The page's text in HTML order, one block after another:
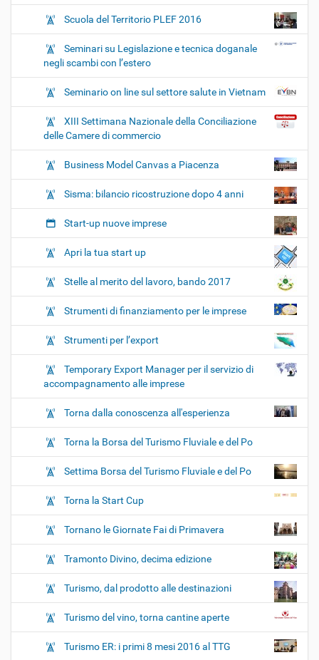
Scuola del Territorio PLEF 2016
Seminari su Legislazione e tecnica doganale
negli scambi con l’estero
Seminario on line sul settore salute in Vietnam
XIII Settimana Nazionale della Conciliazione
delle Camere di commercio
Business Model Canvas a Piacenza
Sisma: bilancio ricostruzione dopo 4 anni
Start-up nuove imprese
Apri la tua start up
Stelle al merito del lavoro, bando 2017
Strumenti di finanziamento per le imprese
Strumenti per l’export
Temporary Export Manager per il servizio di
accompagnamento alle imprese
Torna dalla conoscenza all'esperienza
Torna la Borsa del Turismo Fluviale e del Po
Settima Borsa del Turismo Fluviale e del Po
Torna la Start Cup
Tornano le Giornate Fai di Primavera
Tramonto Divino, decima edizione
Turismo, dal prodotto alle destinazioni
Turismo del vino, torna cantine aperte
Turismo ER: i primi 8 mesi 2016 al TTG